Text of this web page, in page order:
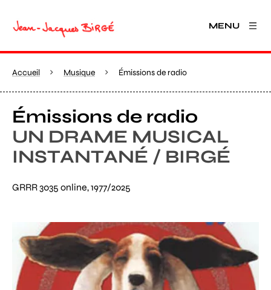
MENU
Accueil Musique Émissions de radio
Émissions de radio
UN DRAME MUSICAL
INSTANTANÉ / BIRGÉ
GRRR 3035 online, 1977/2025
Agrandir